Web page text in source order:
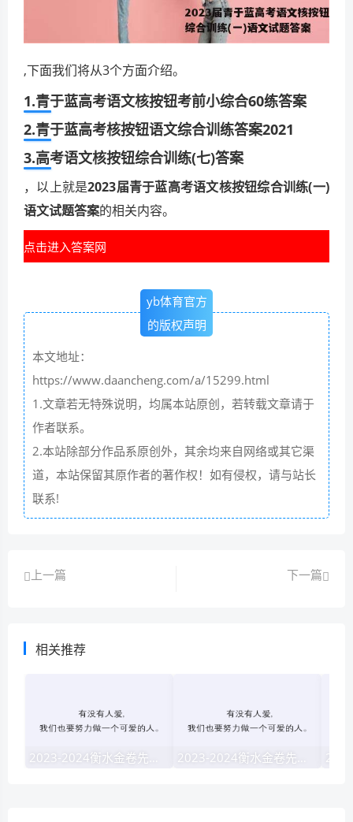
,下面我们将从3个方面介绍。
1.青于蓝高考语文核按钮考前小综合60练答案
2.青于蓝高考核按钮语文综合训练答案2021
3.高考语文核按钮综合训练(七)答案
，以上就是2023届青于蓝高考语文核按钮综合训练(一)
语文试题答案的相关内容。
点击进入答案网
yb体育官方
的版权声明
本文地址：
https://www.daancheng.com/a/15299.html
1.文章若无特殊说明，均属本站原创，若转载文章请于
作者联系。
2.本站除部分作品系原创外，其余均来自网络或其它渠
道，本站保留其原作者的著作权！如有侵权，请与站长
联系!
上一篇 下一篇
相关推荐